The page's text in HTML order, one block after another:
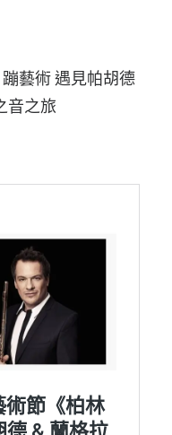
蹦藝術 遇見帕胡德
音之旅